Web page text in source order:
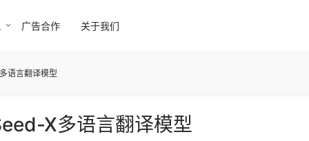
广告合作 关于我们
语言翻译模型
X多语言翻译模型